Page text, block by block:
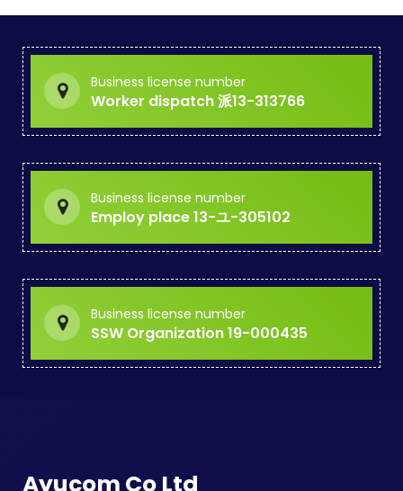
Business license number
Worker dispatch 派13-313766
Business license number
Employ place 13-ユ-305102
Business license number
SSW Organization 19-000435
Ayucom Co Ltd